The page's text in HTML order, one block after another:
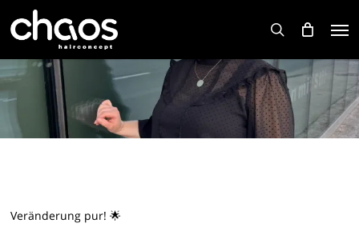
content
search
Veränderung pur! 🌟